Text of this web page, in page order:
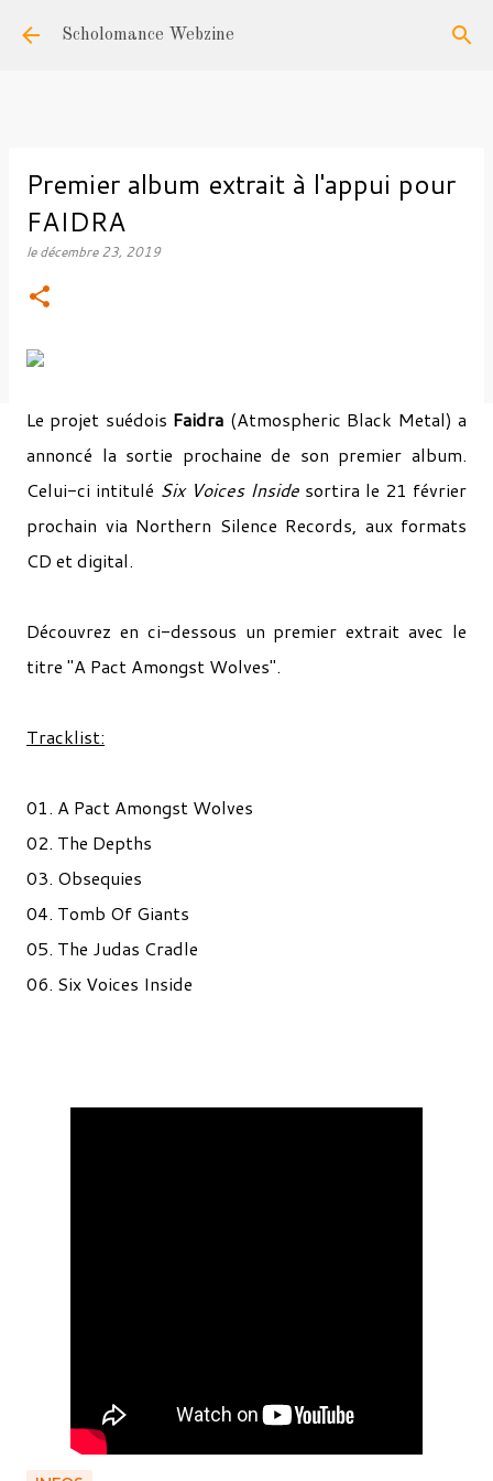
Accéder au contenu principal
Scholomance Webzine
Premier album extrait à l'appui pour
FAIDRA
ledécembre 23, 2019
Le projet suédois Faidra (Atmospheric Black Metal) a
annoncé la sortie prochaine de son premier album.
Celui-ci intitulé Six Voices Inside sortira le 21 février
prochain via Northern Silence Records, aux formats
CD et digital.
Découvrez en ci-dessous un premier extrait avec le
titre "A Pact Amongst Wolves".
Tracklist:
01. A Pact Amongst Wolves
02. The Depths
03. Obsequies
04. Tomb Of Giants
05. The Judas Cradle
06. Six Voices Inside